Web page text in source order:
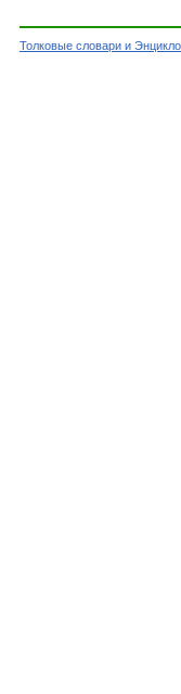
Толковые словари и